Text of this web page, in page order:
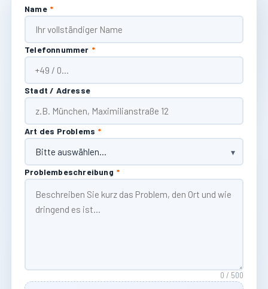
Name *
Telefonnummer *
Stadt / Adresse
Art des Problems *
Problembeschreibung *
0 / 500